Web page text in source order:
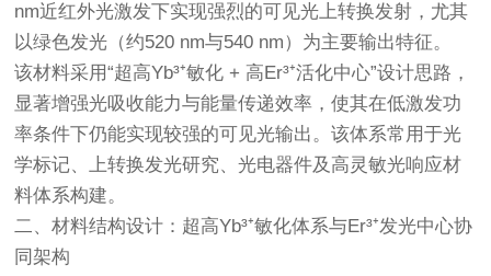
nm近红外光激发下实现强烈的可见光上转换发射，尤其
以绿色发光（约520 nm与540 nm）为主要输出特征。
该材料采用“超高Yb³⁺敏化 + 高Er³⁺活化中心”设计思路，
显著增强光吸收能力与能量传递效率，使其在低激发功
率条件下仍能实现较强的可见光输出。该体系常用于光
学标记、上转换发光研究、光电器件及高灵敏光响应材
料体系构建。
二、材料结构设计：超高Yb³⁺敏化体系与Er³⁺发光中心协
同架构